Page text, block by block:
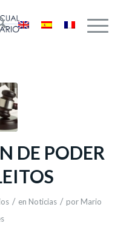
DE PODER
/ en Noticias / por Mario